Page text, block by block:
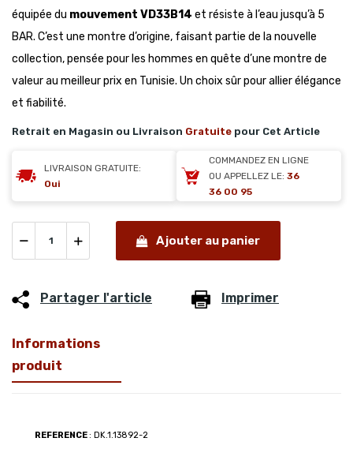
équipée du mouvement VD33B14 et résiste à l’eau jusqu’à 5
BAR. C’est une montre d’origine, faisant partie de la nouvelle
collection, pensée pour les hommes en quête d’une montre de
valeur au meilleur prix en Tunisie. Un choix sûr pour allier élégance
et fiabilité.
Retrait en Magasin ou Livraison Gratuite pour Cet Article
LIVRAISON GRATUITE:
Oui
COMMANDEZ EN LIGNE
OU APPELLEZ LE: 36
36 00 95
Ajouter au panier
Partager l'article Imprimer
Informations
produit
REFERENCE : DK.1.13892-2